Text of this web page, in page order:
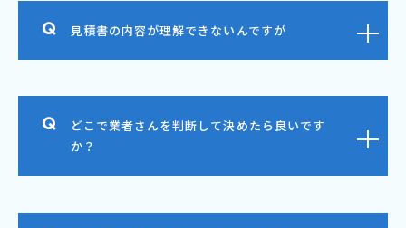
見積書の内容が理解できないんですが
どこで業者さんを判断して決めたら良いです
か？